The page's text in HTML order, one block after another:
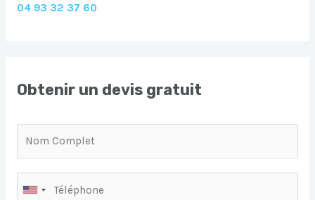
04 93 32 37 60
Obtenir un devis gratuit